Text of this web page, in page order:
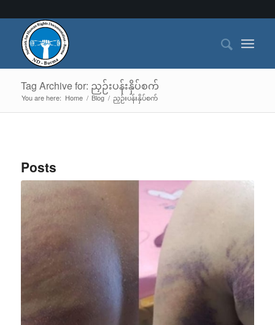
Tag Archive for: ညှဉ်းပန်းနှိပ်စက်
You are here: Home / Blog / ညှဉ်းပန်းနှိပ်စက်
Posts